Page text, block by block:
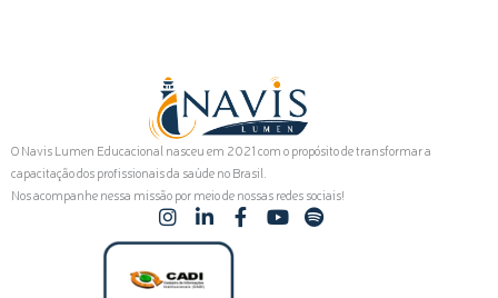
O Navis Lumen Educacional nasceu em 2021 com o propósito de transformar a
capacitação dos profissionais da saúde no Brasil.
Nos acompanhe nessa missão por meio de nossas redes sociais!
I
n
t
L
i
k
F
a
Y S
p